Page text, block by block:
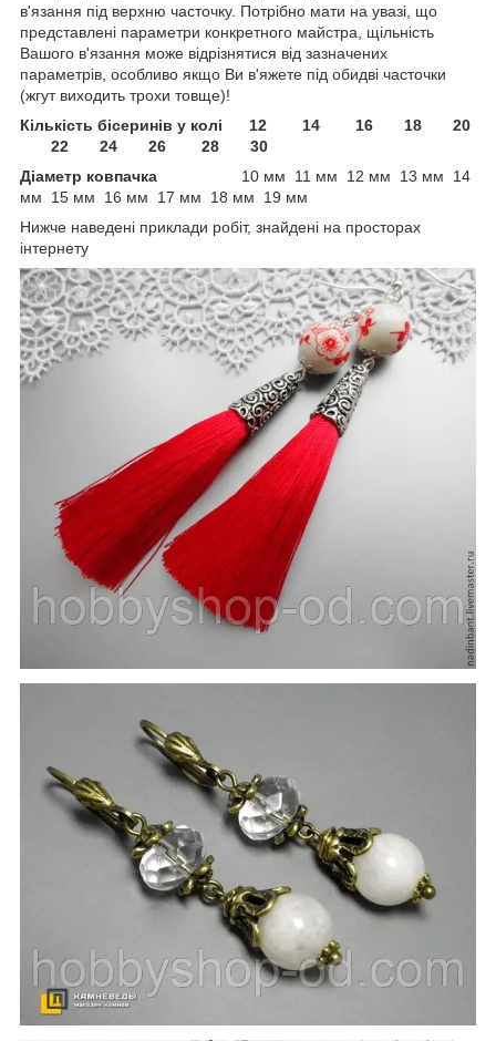
в'язання під верхню часточку. Потрібно мати на увазі, що
представлені параметри конкретного майстра, щільність
Вашого в'язання може відрізнятися від зазначених
параметрів, особливо якщо Ви в'яжете під обидві часточки
(жгут виходить трохи товще)!
Кількість бісеринів у колі 12 14 16 18 20
22 24 26 28 30
Діаметр ковпачка 10 мм 11 мм 12 мм 13 мм 14
мм 15 мм 16 мм 17 мм 18 мм 19 мм
Нижче наведені приклади робіт, знайдені на просторах
інтернету